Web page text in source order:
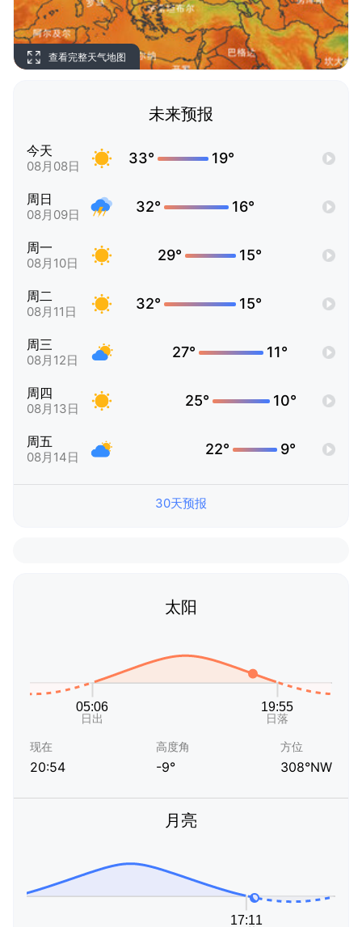
查看完整天气地图
未来预报
今天
08月08日 33° 19°
周日
08月09日 32° 16°
周一
08月10日 29° 15°
周二
08月11日 32° 15°
周三
08月12日 27° 11°
周四
08月13日 25° 10°
周五
08月14日 22° 9°
30天预报
太阳
现在
20:54
高度角
-9°
方位
308°NW
月亮